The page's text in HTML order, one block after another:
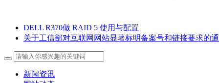
DELL R370做 RAID 5 使用与配置
关于工信部对互联网网站显著标明备案号和链接要求的
新闻资讯